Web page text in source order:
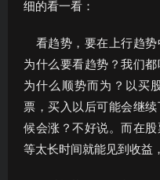
细的看一看：
看趋势，要在上行趋势
为什么要看趋势？我们
为什么顺势而为？以买
票，买入以后可能会继
候会涨？不好说。而在
等太长时间就能见到收益